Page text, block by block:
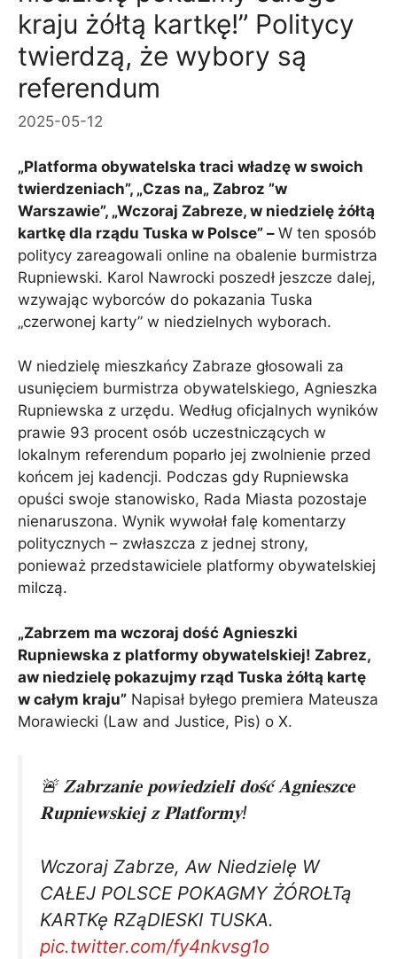
kraju żółtą kartkę!” Politycy
twierdzą, że wybory są
referendum
2025-05-12
„Platforma obywatelska traci władzę w swoich
twierdzeniach”, „Czas na„ Zabroz ”w
Warszawie”, „Wczoraj Zabreze, w niedzielę żółtą
kartkę dla rządu Tuska w Polsce” – W ten sposób
politycy zareagowali online na obalenie burmistrza
Rupniewski. Karol Nawrocki poszedł jeszcze dalej,
wzywając wyborców do pokazania Tuska
„czerwonej karty” w niedzielnych wyborach.
W niedzielę mieszkańcy Zabraze głosowali za
usunięciem burmistrza obywatelskiego, Agnieszka
Rupniewska z urzędu. Według oficjalnych wyników
prawie 93 procent osób uczestniczących w
lokalnym referendum poparło jej zwolnienie przed
końcem jej kadencji. Podczas gdy Rupniewska
opuści swoje stanowisko, Rada Miasta pozostaje
nienaruszona. Wynik wywołał falę komentarzy
politycznych – zwłaszcza z jednej strony,
ponieważ przedstawiciele platformy obywatelskiej
milczą.
„Zabrzem ma wczoraj dość Agnieszki
Rupniewska z platformy obywatelskiej! Zabrez,
aw niedzielę pokazujmy rząd Tuska żółtą kartę
w całym kraju” Napisał byłego premiera Mateusza
Morawiecki (Law and Justice, Pis) o X.
🚨 𝐙𝐚𝐛𝐫𝐳𝐚𝐧𝐢𝐞 𝐩𝐨𝐰𝐢𝐞𝐝𝐳𝐢𝐞𝐥𝐢 𝐝𝐨𝐬́𝐜́ 𝐀𝐠𝐧𝐢𝐞𝐬𝐳𝐜𝐞
𝐑𝐮𝐩𝐧𝐢𝐞𝐰𝐬𝐤𝐢𝐞𝐣 𝐳 𝐏𝐥𝐚𝐭𝐟𝐨𝐫𝐦𝐲!
Wczoraj Zabrze, Aw Niedzielę W
CAŁEJ POLSCE POKAGMY ŻÓROŁTą
KARTKę RZąDIESKI TUSKA.
pic.twitter.com/fy4nkvsg1o